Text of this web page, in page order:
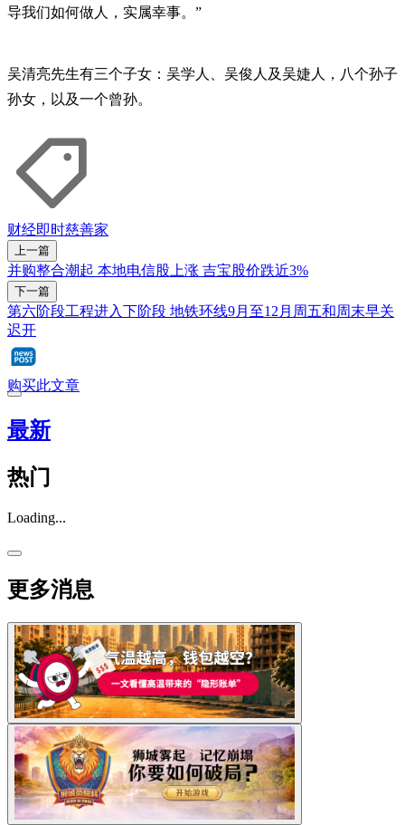
导我们如何做人，实属幸事。”
吴清亮先生有三个子女：吴学人、吴俊人及吴婕人，八个孙子
孙女，以及一个曾孙。
财经即时慈善家
上一篇
并购整合潮起 本地电信股上涨 吉宝股价跌近3%
下一篇
第六阶段工程进入下阶段 地铁环线9月至12月周五和周末早关
迟开
购买此文章
最新
热门
Loading...
更多消息